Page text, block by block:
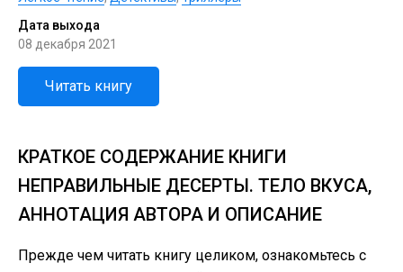
Дата выхода
08 декабря 2021
Читать книгу
КРАТКОЕ СОДЕРЖАНИЕ КНИГИ
НЕПРАВИЛЬНЫЕ ДЕСЕРТЫ. ТЕЛО ВКУСА,
АННОТАЦИЯ АВТОРА И ОПИСАНИЕ
Прежде чем читать книгу целиком, ознакомьтесь с